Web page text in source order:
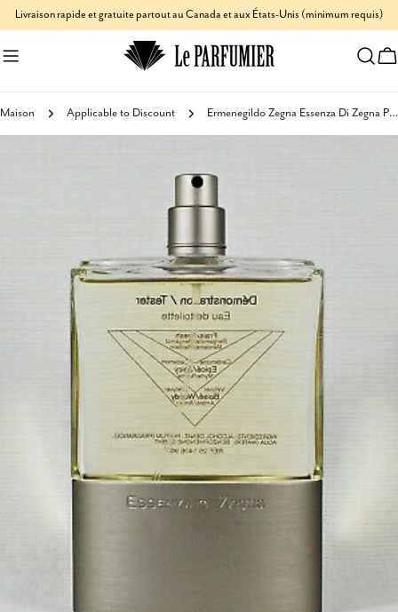
AllerLivraison rapide et gratuite partout au Canada et aux États-Unis (minimum requis)
Maison Applicable to Discount Ermenegildo Zegna Essenza Di Zegna Pour Homme Eau de Toilette 100 ml
le média 0 en mode modal